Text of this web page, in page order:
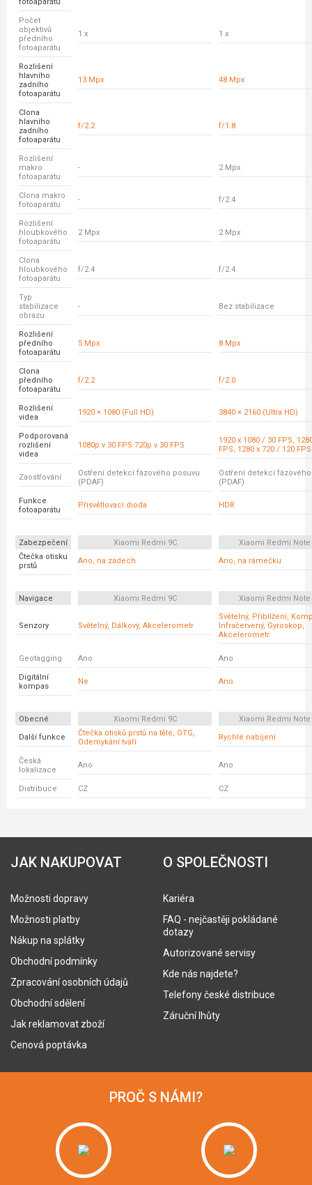
Počet
objektivů
předního
fotoaparátu
1 x 1 x
Rozlišení
hlavního
zadního
fotoaparátu
13 Mpx 48 Mpx
Clona
hlavního
zadního
fotoaparátu
f/2.2 f/1.8
Rozlišení
makro
fotoaparátu
- 2 Mpx
Clona makro
fotoaparátu
- f/2.4
Rozlišení
hloubkového
fotoaparátu
2 Mpx 2 Mpx
Clona
hloubkového
fotoaparátu
f/2.4 f/2.4
Typ
stabilizace
obrazu
- Bez stabilizace
Rozlišení
předního
fotoaparátu
5 Mpx 8 Mpx
Clona
předního
fotoaparátu
f/2.2 f/2.0
Rozlišení
videa
1920 × 1080 (Full HD) 3840 × 2160 (Ultra HD)
Podporovaná
rozlišení
videa
1080p v 30 FPS 720p v 30 FPS
1920 x 1080 / 30 FPS,
FPS, 1280 x 720 / 120 FPS
Zaostřování
Ostření detekcí fázového posuvu
(PDAF)
Ostření detekcí
(PDAF)
Funkce
fotoaparátu
Přisvětlovací dioda HDR
Zabezpečení Xiaomi Redmi 9C
Xiaomi Redmi Note
Čtečka otisku
prstů
Ano, na zádech Ano, na rámečku
Navigace Xiaomi Redmi 9C Xiaomi Redmi Note
Senzory Světelný, Dálkový, Akcelerometr
Světelný, Přiblížení,
Infračervený, Gyroskop,
Akcelerometr
Geotagging Ano Ano
Digitální
kompas
Ne Ano
Obecné Xiaomi Redmi 9C
Xiaomi Redmi Note
Další funkce
Čtečka otisků prstů na těle, OTG,
Odemykání tváří
Rychlé nabíjení
Česká
lokalizace
Ano Ano
Distribuce CZ CZ
JAK NAKUPOVAT
Možnosti dopravy
Možnosti platby
Nákup na splátky
Obchodní podmínky
Zpracování osobních údajů
Obchodní sdělení
Jak reklamovat zboží
Cenová poptávka
O SPOLEČNOSTI
Kariéra
FAQ - nejčastěji pokládané
dotazy
Autorizované servisy
Kde nás najdete?
Telefony české distribuce
Záruční lhůty
PROČ S NÁMI?